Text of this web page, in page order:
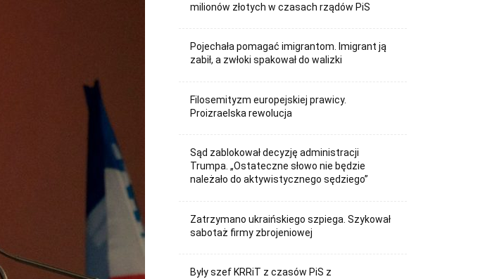
milionów złotych w czasach rządów PiS
Pojechała pomagać imigrantom. Imigrant ją
zabił, a zwłoki spakował do walizki
Filosemityzm europejskiej prawicy.
Proizraelska rewolucja
Sąd zablokował decyzję administracji
Trumpa. „Ostateczne słowo nie będzie
należało do aktywistycznego sędziego”
Zatrzymano ukraińskiego szpiega. Szykował
sabotaż firmy zbrojeniowej
Były szef KRRiT z czasów PiS z